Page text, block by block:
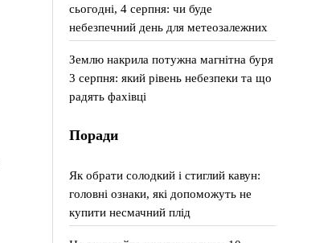
сьогодні, 4 серпня: чи буде
небезпечний день для метеозалежних
Землю накрила потужна магнітна буря
3 серпня: який рівень небезпеки та що
радять фахівці
Поради
Як обрати солодкий і стиглий кавун:
головні ознаки, які допоможуть не
купити несмачний плід